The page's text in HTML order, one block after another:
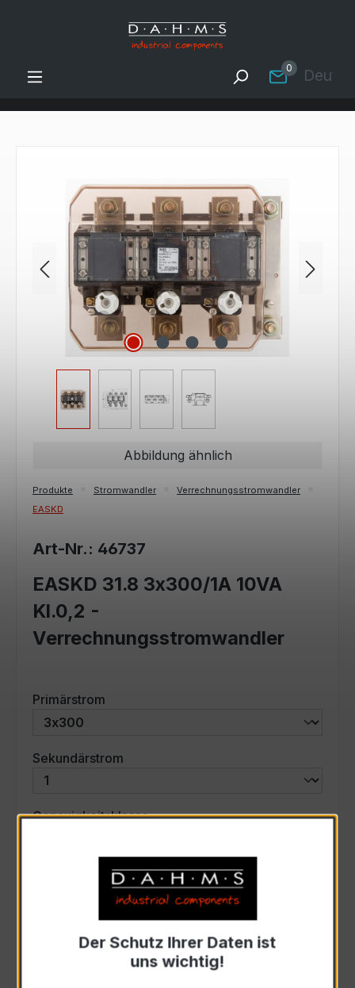
Zum Hauptinhalt springen
0
Bildergalerie überspringen
Abbildung ähnlich
Produkte Stromwandler
Verrechnungsstromwandler
EASKD
Art-Nr.: 46737
EASKD 31.8 3x300/1A 10VA
Kl.0,2 -
Verrechnungsstromwandler
Primärstrom
Sekundärstrom
Genauigkeitsklasseauswählen
Scheinleistung (VA)auswählen
Auswahl zurücksetzen
Der Schutz Ihrer Daten ist
uns wichtig!